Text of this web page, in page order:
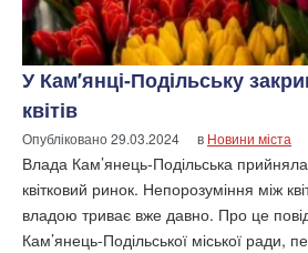
У Кам’янці-Подільську
квітів
Опубліковано29.03.2024 в Новини міста
Влада Кам’янець-Подільська
квітковий ринок. Непорозуміння між
владою триває вже давно. Про це
Кам’янець-Подільської міської ради,